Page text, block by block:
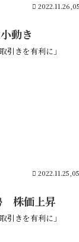
動き
きを有利に」
株価上昇
きを有利に」